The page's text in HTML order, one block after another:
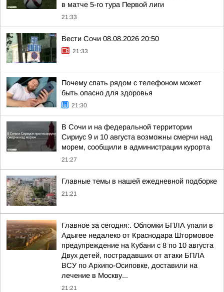
в матче 5-го тура Первой лиги
21:33
Вести Сочи 08.08.2026 20:50
21:33
Почему спать рядом с телефоном может
быть опасно для здоровья
21:30
В Сочи и на федеральной территории
Сириус 9 и 10 августа возможны смерчи над
морем, сообщили в администрации курорта
21:27
Главные темы в нашей ежедневной подборке
21:21
Главное за сегодня:. Обломки БПЛА упали в
Адыгее недалеко от Краснодара Штормовое
предупреждение на Кубани с 8 по 10 августа
Двух детей, пострадавших от атаки БПЛА
ВСУ по Архипо-Осиповке, доставили на
лечение в Москву...
21:21